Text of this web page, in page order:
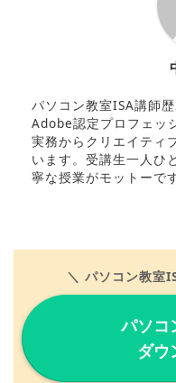
パソコン教室ISA講師
Adobe認定プロフェッ
実務からクリエイティ
います。受講生一人ひ
寧な授業がモットーです
＼ パソコン教室
パソコ
ダウ